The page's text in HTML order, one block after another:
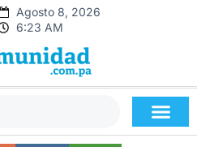
Agosto 8, 2026
6:23 AM